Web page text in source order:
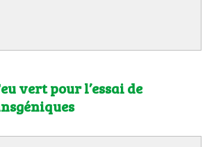
vert pour l’essai de